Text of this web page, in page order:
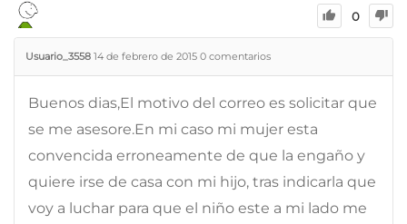
0
Usuario_3558 14 de febrero de 2015 0 comentarios
Buenos dias,El motivo del correo es solicitar que
se me asesore.En mi caso mi mujer esta
convencida erroneamente de que la engaño y
quiere irse de casa con mi hijo, tras indicarla que
voy a luchar para que el niño este a mi lado me